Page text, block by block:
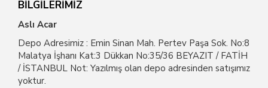
BİLGİLERİMİZ
Aslı Acar
Depo Adresimiz : Emin Sinan Mah. Pertev Paşa Sok. No:8
Malatya İşhanı Kat:3 Dükkan No:35/36 BEYAZIT / FATİH
/ İSTANBUL Not: Yazılmış olan depo adresinden satışımız
yoktur.